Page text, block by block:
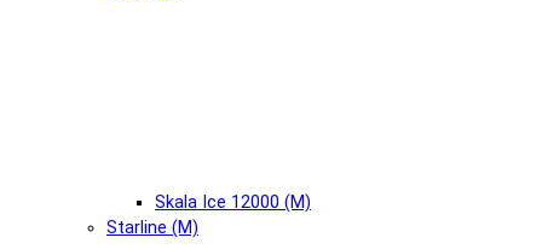
Skala Ice 12000 (М)
Starline (М)